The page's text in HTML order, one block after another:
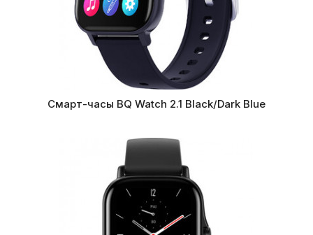
Смарт-часы BQ Watch 2.1 Black/Dark Blue